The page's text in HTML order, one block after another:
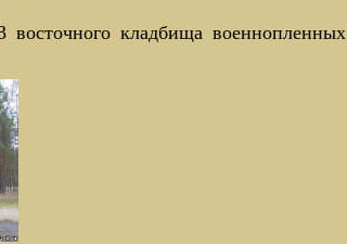
кладбища военнопленных